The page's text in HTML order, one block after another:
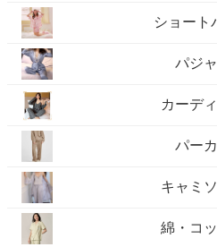
ショート
パジ
カーデ
パー
キャミ
綿・コ